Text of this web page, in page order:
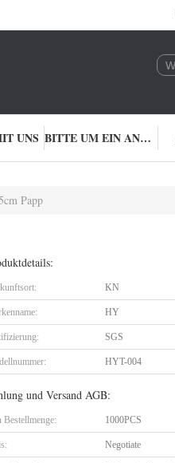
UNS BITTE UM EIN ANGEBOT
Papp
KN
HY
SGS
HYT-004
und Versand AGB:
1000PCS
Negotiate